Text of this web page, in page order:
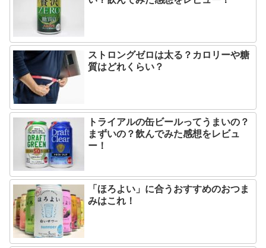
ストロングゼロは太る？カロリーや糖
質はどれくらい？
トライアルの缶ビールってうまいの？
まずいの？飲んでみた感想をレビュ
ー！
「ほろよい」に合うおすすめのおつま
みはこれ！